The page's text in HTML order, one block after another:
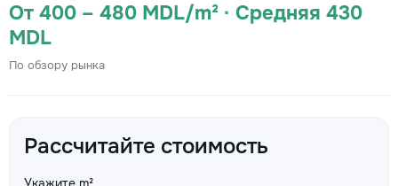
От 400 – 480 MDL/m² · Средняя 430
MDL
По обзору рынка
Рассчитайте стоимость